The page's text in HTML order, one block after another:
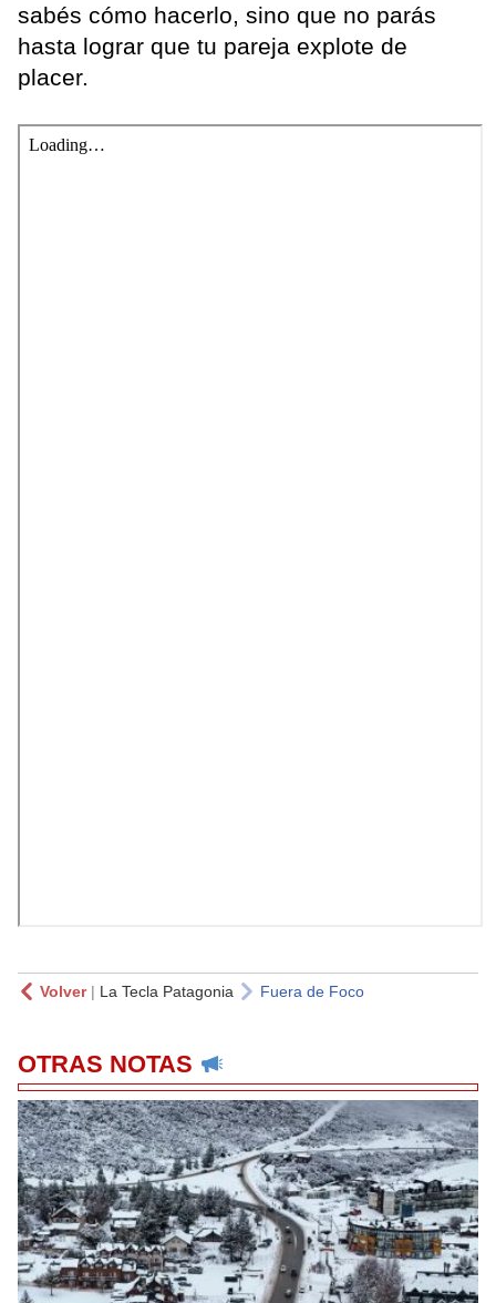
sabés cómo hacerlo, sino que no parás
hasta lograr que tu pareja explote de
placer.
Volver| La Tecla Patagonia Fuera de Foco
OTRAS NOTAS